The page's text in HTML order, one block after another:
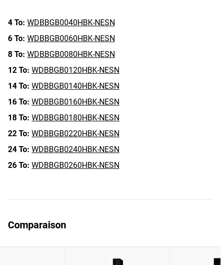
4 To: WDBBGB0040HBK-NESN
6 To: WDBBGB0060HBK-NESN
8 To: WDBBGB0080HBK-NESN
12 To: WDBBGB0120HBK-NESN
14 To: WDBBGB0140HBK-NESN
16 To: WDBBGB0160HBK-NESN
18 To: WDBBGB0180HBK-NESN
22 To: WDBBGB0220HBK-NESN
24 To: WDBBGB0240HBK-NESN
26 To: WDBBGB0260HBK-NESN
Comparaison